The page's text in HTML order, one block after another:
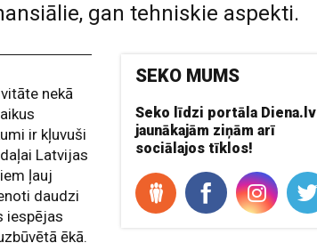
gan tehniskie aspekti.
nekā
ir kļuvuši
Latvijas
ļauj
daudzi
iespējas
ēkā.
SEKO MUMS
Seko līdzi portāla Diena.lv
jaunākajām ziņām arī
sociālajos tīklos!